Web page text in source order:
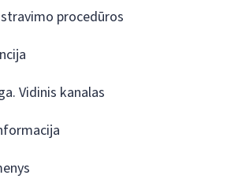
procedūros
Vidinis kanalas